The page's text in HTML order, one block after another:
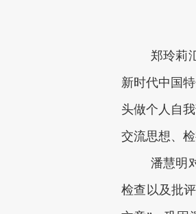
郑玲莉
新时代中国
头做个人自
交流思想、
潘慧明
检查以及批